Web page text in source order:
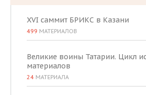
XVI саммит БРИКС в Казани
499 МАТЕРИАЛОВ
Великие воины Татарии. Цикл
материалов
24 МАТЕРИАЛА